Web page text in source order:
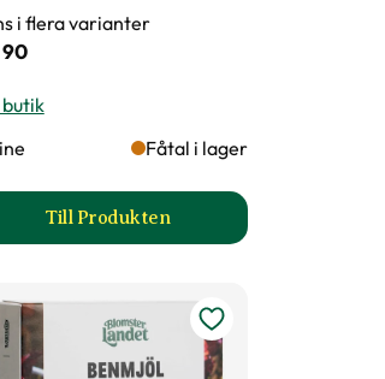
i flera varianter
90
Fåtal i lager
Till Produkten
till Planteringsspade produktsida